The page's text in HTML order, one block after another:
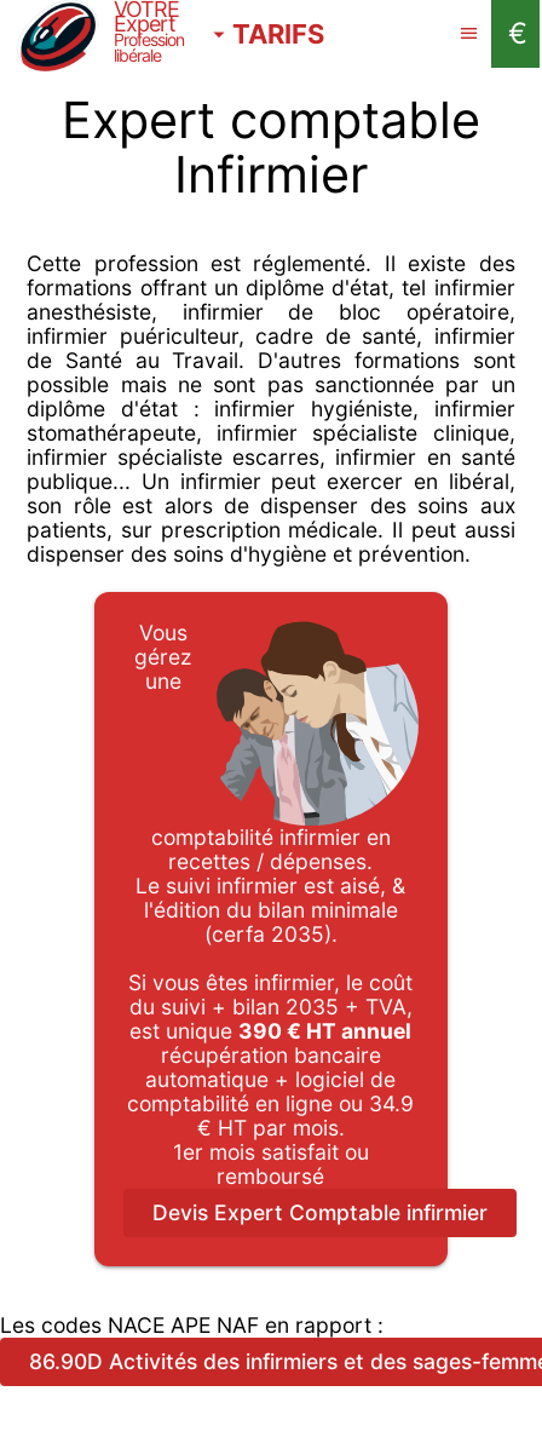
VOTRE
Expert
Profession
libérale
TARIFS €
Expert comptable
Infirmier
Cette profession est réglementé. Il existe des
formations offrant un diplôme d'état, tel infirmier
anesthésiste, infirmier de bloc opératoire,
infirmier puériculteur, cadre de santé, infirmier
de Santé au Travail. D'autres formations sont
possible mais ne sont pas sanctionnée par un
diplôme d'état : infirmier hygiéniste, infirmier
stomathérapeute, infirmier spécialiste clinique,
infirmier spécialiste escarres, infirmier en santé
publique... Un infirmier peut exercer en libéral,
son rôle est alors de dispenser des soins aux
patients, sur prescription médicale. Il peut aussi
dispenser des soins d'hygiène et prévention.
Vous
gérez
une
comptabilité infirmier en
recettes / dépenses.
Le suivi infirmier est aisé, &
l'édition du bilan minimale
(cerfa 2035).
Si vous êtes infirmier, le coût
du suivi + bilan 2035 + TVA,
est unique 390 € HT annuel
récupération bancaire
automatique + logiciel de
comptabilité en ligne ou 34.9
€ HT par mois.
1er mois satisfait ou
remboursé
Devis Expert Comptable infirmier
Les codes NACE APE NAF en rapport :
86.90D Activités des infirmiers et des sages-